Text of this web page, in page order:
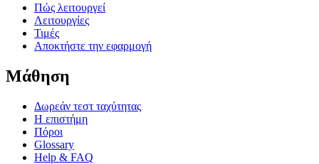
Πώς λειτουργεί
Λειτουργίες
Τιμές
Αποκτήστε την εφαρμογή
Μάθηση
Δωρεάν τεστ ταχύτητας
Η επιστήμη
Πόροι
Glossary
Help & FAQ